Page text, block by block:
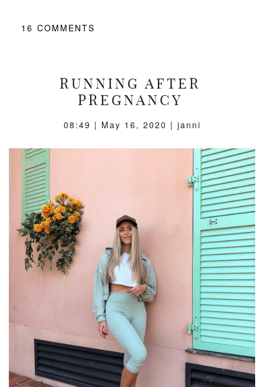
16 COMMENTS
RUNNING AFTER
PREGNANCY
08:49 | May 16, 2020 | janni